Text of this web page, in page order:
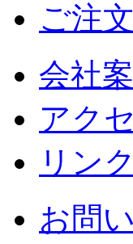
ご注
会社
アク
リンク
お問